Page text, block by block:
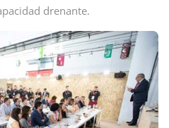
drenante.